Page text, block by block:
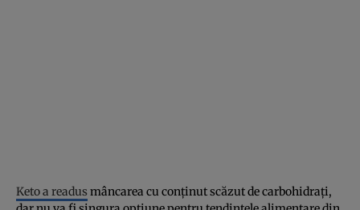
Keto a readus mâncarea cu conţinut scăzut de carbohidraţi,